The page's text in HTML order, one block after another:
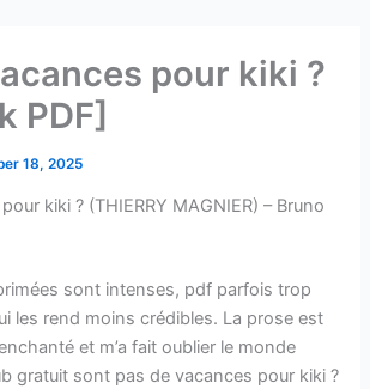
pour kiki ?
PDF]
18, 2025
kiki ? (THIERRY MAGNIER) – Bruno
sont intenses, pdf parfois trop
les rend moins crédibles. La prose est
et m’a fait oublier le monde
gratuit sont pas de vacances pour kiki ?